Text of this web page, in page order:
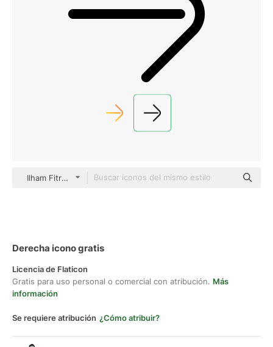
Ilham Fitrotul Hayat Basic Outline
Derecha icono gratis
Licencia de Flaticon
Gratis para uso personal o comercial con atribución. Más
información
Se requiere atribución ¿Cómo atribuir?